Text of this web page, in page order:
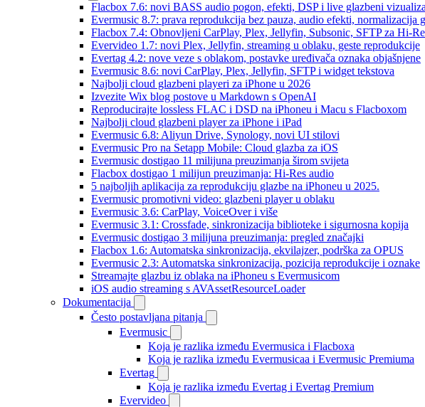
Flacbox 7.6: novi BASS audio pogon, efekti, DSP i live glazbeni
Evermusic 8.7: prava reprodukcija bez pauza, audio efekti, normalizacija
Flacbox 7.4: Obnovljeni CarPlay, Plex, Jellyfin, Subsonic, SFTP za Hi-
Evervideo 1.7: novi Plex, Jellyfin, streaming u oblaku, geste reprodukcije
Evertag 4.2: nove veze s oblakom, postavke uređivača oznaka objašnjene
Evermusic 8.6: novi CarPlay, Plex, Jellyfin, SFTP i widget tekstova
Najbolji cloud glazbeni playeri za iPhone u 2026
Izvezite Wix blog postove u Markdown s OpenAI
Reproducirajte lossless FLAC i DSD na iPhoneu i Macu s Flacboxom
Najbolji cloud glazbeni player za iPhone i iPad
Evermusic 6.8: Aliyun Drive, Synology, novi UI stilovi
Evermusic Pro na Setapp Mobile: Cloud glazba za iOS
Evermusic dostigao 11 milijuna preuzimanja širom svijeta
Flacbox dostigao 1 milijun preuzimanja: Hi-Res audio
5 najboljih aplikacija za reprodukciju glazbe na iPhoneu u 2025.
Evermusic promotivni video: glazbeni player u oblaku
Evermusic 3.6: CarPlay, VoiceOver i više
Evermusic 3.1: Crossfade, sinkronizacija biblioteke i sigurnosna kopija
Evermusic dostigao 3 milijuna preuzimanja: pregled značajki
Flacbox 1.6: Automatska sinkronizacija, ekvilajzer, podrška za OPUS
Evermusic 2.3: Automatska sinkronizacija, pozicija reprodukcije i oznake
Streamajte glazbu iz oblaka na iPhoneu s Evermusicom
iOS audio streaming s AVAssetResourceLoader
Dokumentacija
Često postavljana pitanja
Evermusic
Koja je razlika između Evermusica i Flacboxa
Koja je razlika između Evermusicaa i Evermusic Premiuma
Evertag
Koja je razlika između Evertag i Evertag Premium
Evervideo